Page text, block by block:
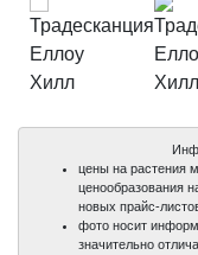
цены на растения
ценообразования
новых прайс-
фото носит
значительно